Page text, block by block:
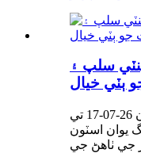
سلپ ۽
ٻٽي خيال
يوان اسٽون
جي ٺاھڻ جي